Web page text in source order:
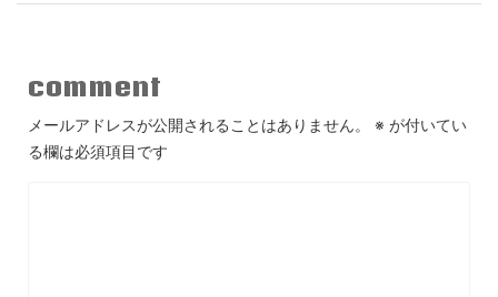
comment
メールアドレスが公開されることはありません。 ※ が付いてい
る欄は必須項目です